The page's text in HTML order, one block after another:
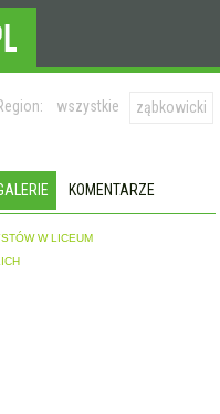
wszystkie ząbkowicki
KOMENTARZE
W LICEUM